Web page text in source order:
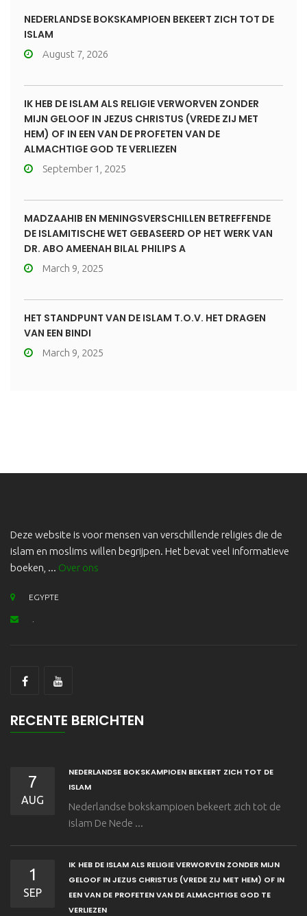
NEDERLANDSE BOKSKAMPIOEN BEKEERT ZICH TOT DE
ISLAM
August 7, 2026
IK HEB DE ISLAM ALS RELIGIE VERWORVEN ZONDER
MIJN GELOOF IN JEZUS CHRISTUS (VREDE ZIJ MET
HEM) OF IN EEN VAN DE PROFETEN VAN DE
ALMACHTIGE GOD TE VERLIEZEN
September 1, 2025
MADZAAHIB EN MENINGSVERSCHILLEN BETREFFENDE
DE ISLAMITISCHE WET GEBASEERD OP HET WERK VAN
DR. ABO AMEENAH BILAL PHILIPS A
March 9, 2025
HET STANDPUNT VAN DE ISLAM T.O.V. HET DRAGEN
VAN EEN BINDI
March 9, 2025
Deze website is voor mensen van verschillende religies die de
islam en moslims willen begrijpen. Het bevat veel informatieve
boeken, ... Over ons
EGYPTE
RECENTE BERICHTEN
7
AUG
NEDERLANDSE BOKSKAMPIOEN BEKEERT ZICH TOT DE
ISLAM
Nederlandse bokskampioen bekeert zich tot de
islam De Nede ...
1
SEP
IK HEB DE ISLAM ALS RELIGIE VERWORVEN ZONDER MIJN
GELOOF IN JEZUS CHRISTUS (VREDE ZIJ MET HEM) OF IN
EEN VAN DE PROFETEN VAN DE ALMACHTIGE GOD TE
VERLIEZEN